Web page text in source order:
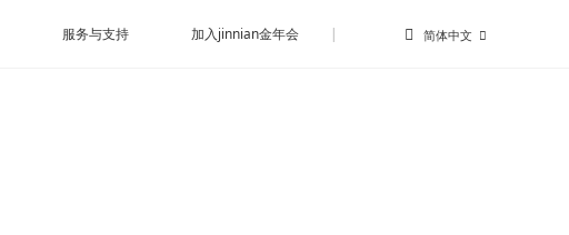
服务与支持 加入jinnian金年会 | 简体中文